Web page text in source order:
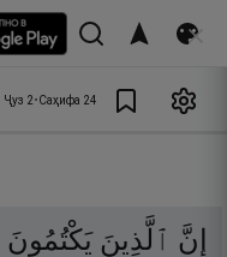
Ҷуз 2•Саҳифа 24
إِنَّ ٱلَّذِينَ يَكْتُمُونَ